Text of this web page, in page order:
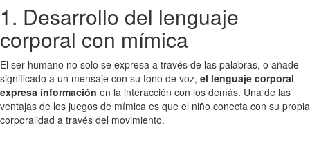
1. Desarrollo del lenguaje
corporal con mímica
El ser humano no solo se expresa a través de las palabras, o añade
significado a un mensaje con su tono de voz, el lenguaje corporal
expresa información en la interacción con los demás. Una de las
ventajas de los juegos de mímica es que el niño conecta con su propia
corporalidad a través del movimiento.